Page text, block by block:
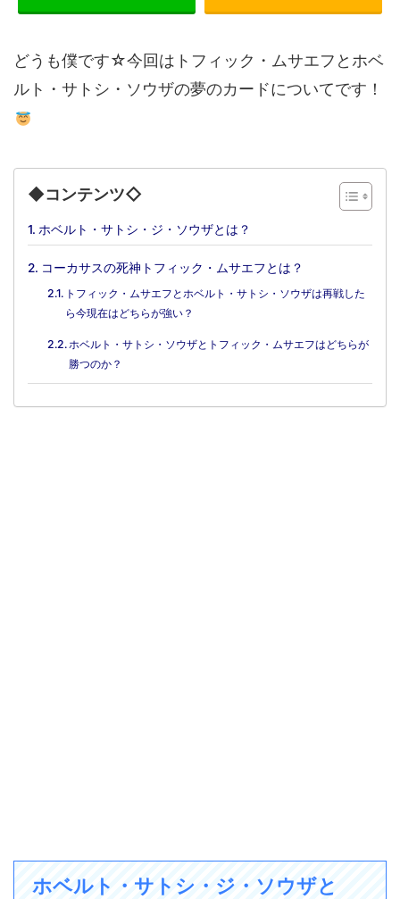
どうも僕です☆今回はトフィック・ムサエフとホベ
ルト・サトシ・ソウザの夢のカードについてです！
◆コンテンツ◇
ホベルト・サトシ・ジ・ソウザとは？
コーカサスの死神トフィック・ムサエフとは？
トフィック・ムサエフとホベルト・サトシ・ソウザは再戦した
ら今現在はどちらが強い？
ホベルト・サトシ・ソウザとトフィック・ムサエフはどちらが
勝つのか？
ホベルト・サトシ・ジ・ソウザと